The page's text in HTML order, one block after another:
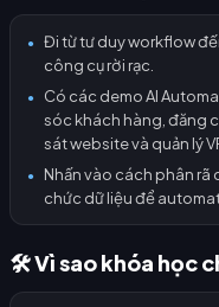
●
Đi từ tư duy workflow
công cụ rời rạc.
●
Có các demo AI
sóc khách hàng, đăng
sát website và quản lý
●
Nhấn vào cách phân
chức dữ liệu để
🛠️ Vì sao khóa học